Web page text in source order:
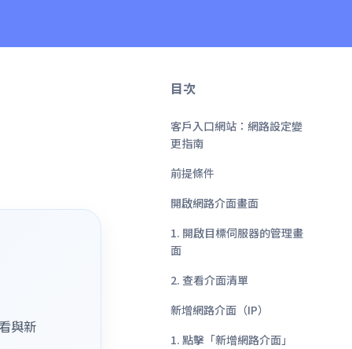
與新
目次
客戶入口網站：網路設定變
更指南
前提條件
開啟網路介面畫面
1. 開啟目標伺服器的管理畫
面
2. 查看介面清單
新增網路介面（IP）
1. 點擊「新增網路介面」